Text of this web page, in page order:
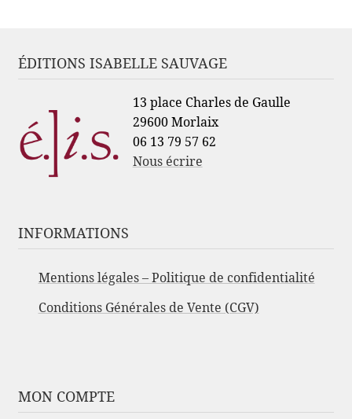
ÉDITIONS ISABELLE SAUVAGE
13 place Charles de Gaulle
29600 Morlaix
06 13 79 57 62
Nous écrire
INFORMATIONS
Mentions légales – Politique de confidentialité
Conditions Générales de Vente (CGV)
MON COMPTE